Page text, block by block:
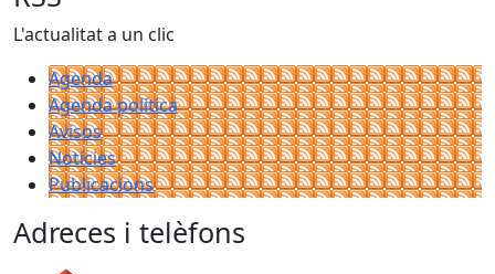
L'actualitat a un clic
Agenda
Agenda política
Avisos
Notícies
Publicacions
Adreces i telèfons